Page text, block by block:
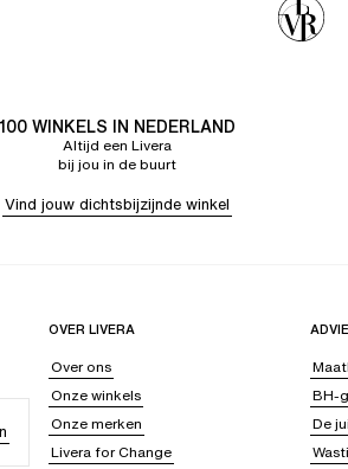
100 WINKELS IN NEDERLAND
Altijd een Livera
bij jou in de buurt
Vind jouw dichtsbijzijnde winkel
OVER LIVERA
Over ons
Onze winkels
Onze merken
Livera for Change
BH-
De